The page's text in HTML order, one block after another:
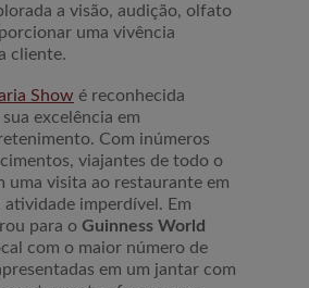
a visão, audição, olfato
uma vivência
cliente.
Show é reconhecida
excelência em
Com inúmeros
viajantes de todo o
uma visita ao restaurante em
atividade imperdível. Em
para o Guinness World
com o maior número de
em um jantar com